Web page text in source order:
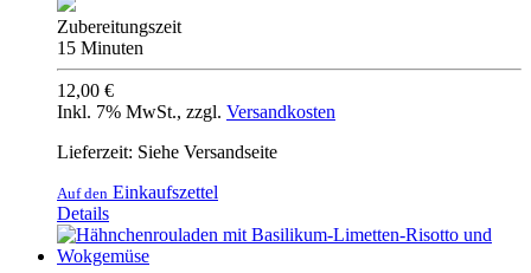
Zubereitungszeit
15 Minuten
12,00 €
Inkl. 7% MwSt., zzgl. Versandkosten
Lieferzeit: Siehe Versandseite
Auf den Einkaufszettel
Details